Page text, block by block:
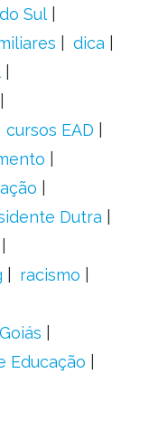
Sul
dica
cursos EAD
Dutra
racismo
Goiás
Educação